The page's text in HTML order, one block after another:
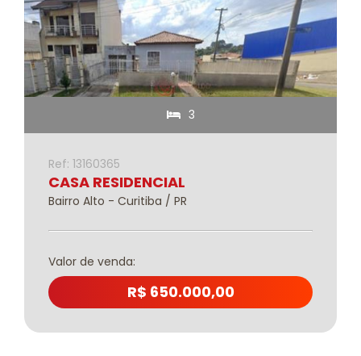
3
Ref: 13160365
CASA RESIDENCIAL
Bairro Alto - Curitiba / PR
Valor de venda:
R$ 650.000,00